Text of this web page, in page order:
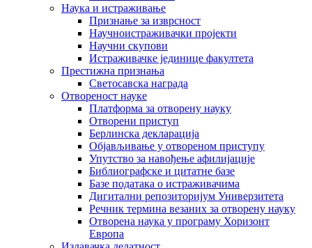
Наука и истраживање
Признање за изврсност
Научноистраживачки пројекти
Научни скупови
Истраживачке јединице факултета
Престижна признања
Светосавска награда
Отвореност науке
Платформа за отворену науку
Отворени приступ
Берлинска декларација
Објављивање у отвореном приступу
Упутство за навођење афилијације
Библиографске и цитатне базе
Базе података о истраживачима
Дигитални репозиторијум Универзитета
Рeчник термина везаних за отворену науку
Отворена наука у програму Хоризонт
Европа